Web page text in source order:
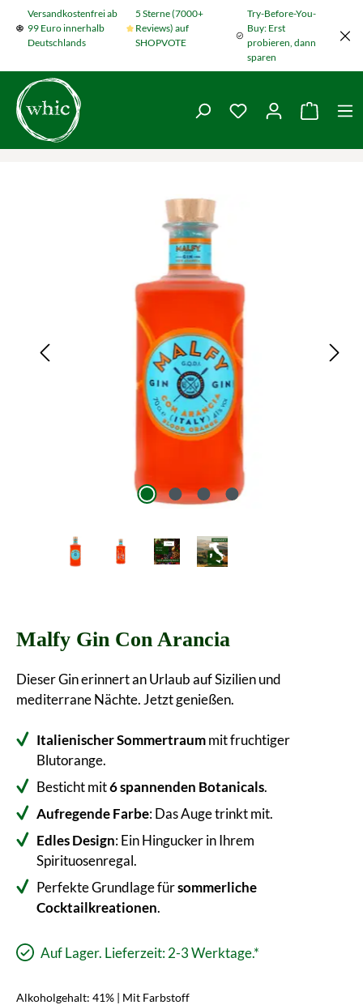
Zum Hauptinhalt springen
Versandkostenfrei ab
99 Euro innerhalb
Deutschlands
5 Sterne (7000+
Reviews) auf
SHOPVOTE
Try-Before-You-
Buy: Erst
probieren, dann
sparen
Du hast 0
Bildergalerie überspringen
Malfy Gin Con Arancia
Dieser Gin erinnert an Urlaub auf Sizilien und
mediterrane Nächte. Jetzt genießen.
Italienischer Sommertraummit fruchtiger
Blutorange.
Besticht mit6 spannenden Botanicals.
Aufregende Farbe: Das Auge trinkt mit.
Edles Design: Ein Hingucker in Ihrem
Spirituosenregal.
Perfekte Grundlage fürsommerliche
Cocktailkreationen.
Auf Lager. Lieferzeit: 2-3 Werktage.*
Alkoholgehalt: 41% | Mit Farbstoff